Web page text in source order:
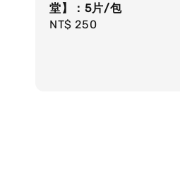
堂】：5片/包
Regular
NT$ 250